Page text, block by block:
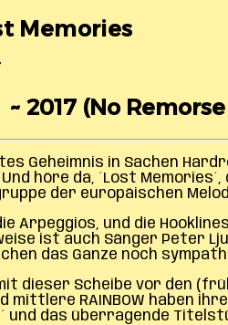
Memories
~ 2017 (No
Geheimnis in Sachen
höre da, ´Lost
der europäischen
Arpeggios, und die
ist auch Sänger Peter
das Ganze noch
dieser Scheibe vor den
mittlere RAINBOW haben
und das überragende